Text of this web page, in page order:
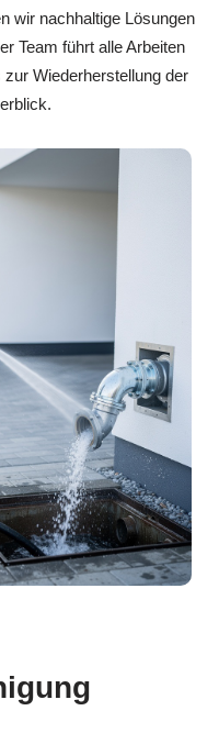
wir nachhaltige Lösungen
Team führt alle Arbeiten
Wiederherstellung der